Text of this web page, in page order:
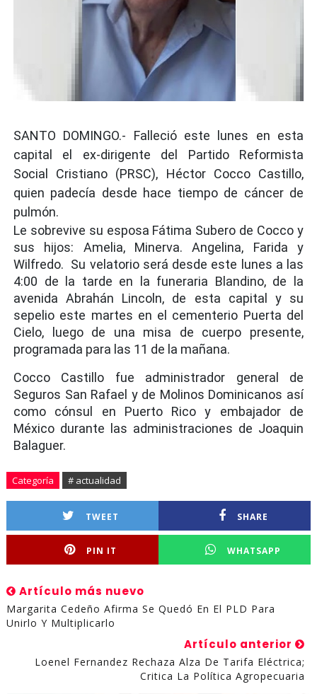
SANTO DOMINGO.- Falleció este lunes en esta
capital el ex-dirigente del Partido Reformista
Social Cristiano (PRSC), Héctor Cocco Castillo,
quien padecía desde hace tiempo de cáncer de
pulmón.
Le sobrevive su esposa Fátima Subero de Cocco y
sus hijos: Amelia, Minerva. Angelina, Farida y
Wilfredo. Su velatorio será desde este lunes a las
4:00 de la tarde en la funeraria Blandino, de la
avenida Abrahán Lincoln, de esta capital y su
sepelio este martes en el cementerio Puerta del
Cielo, luego de una misa de cuerpo presente,
programada para las 11 de la mañana.
Cocco Castillo fue administrador general de
Seguros San Rafael y de Molinos Dominicanos así
como cónsul en Puerto Rico y embajador de
México durante las administraciones de Joaquin
Balaguer.
Categoría # actualidad
TWEET SHARE
PIN IT WHATSAPP
Artículo más nuevo
Margarita Cedeño Afirma Se Quedó En El PLD Para
Unirlo Y Multiplicarlo
Artículo anterior
Loenel Fernandez Rechaza Alza De Tarifa Eléctrica;
Critica La Política Agropecuaria